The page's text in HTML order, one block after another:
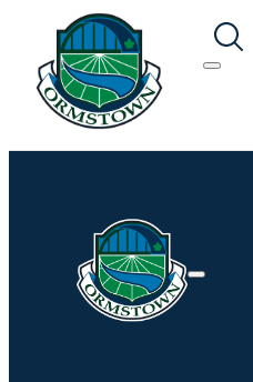
Recherche en cours...